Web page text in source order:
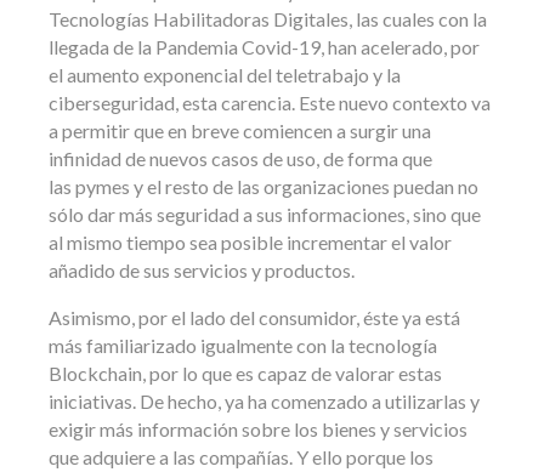
Tecnologías Habilitadoras Digitales, las cuales con la
llegada de la Pandemia Covid-19, han acelerado, por
el aumento exponencial del teletrabajo y la
ciberseguridad, esta carencia. Este nuevo contexto va
a permitir que en breve comiencen a surgir una
infinidad de nuevos casos de uso, de forma que
las pymes y el resto de las organizaciones puedan no
sólo dar más seguridad a sus informaciones, sino que
al mismo tiempo sea posible incrementar el valor
añadido de sus servicios y productos.
Asimismo, por el lado del consumidor, éste ya está
más familiarizado igualmente con la tecnología
Blockchain, por lo que es capaz de valorar estas
iniciativas. De hecho, ya ha comenzado a utilizarlas y
exigir más información sobre los bienes y servicios
que adquiere a las compañías. Y ello porque los